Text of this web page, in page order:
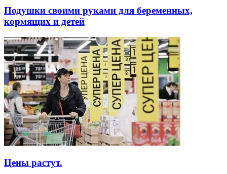
Подушки своими руками для беременных,
кормящих и детей
Цены растут.